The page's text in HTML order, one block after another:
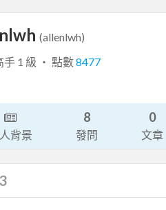
(allenlwh)
手 1 級 ‧ 點數8477
背景
8
發問
0
文章